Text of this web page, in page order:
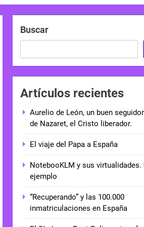
Buscar
Artículos recientes
Aurelio de León, un buen
de Nazaret, el Cristo liberador.
El viaje del Papa a España
NotebooKLM y sus virtualidades.
ejemplo
“Recuperando” y las 100.000
inmatriculaciones en España